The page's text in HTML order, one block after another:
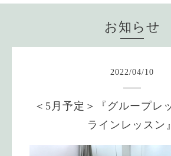
お知らせ
2022/04/10
＜5月予定＞『グループレ
ラインレッスン』